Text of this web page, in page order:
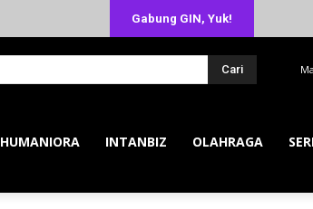
Gabung GIN, Yuk!
Cari
HUMANIORA INTANBIZ OLAHRAGA